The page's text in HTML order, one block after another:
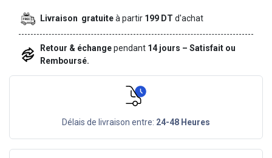
Livraison gratuiteà partir 199 DTd'achat
Retour & échangependant 14 jours – Satisfait ou
Remboursé.
Délais de livraison entre: 24-48 Heures